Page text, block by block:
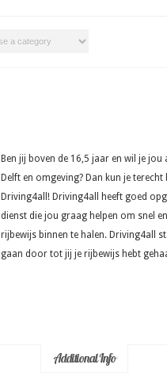
Ben jij boven de 16,5 jaar en wil je
Delft en omgeving? Dan kun je
Driving4all! Driving4all heeft goed
dienst die jou graag helpen om snel
rijbewijs binnen te halen. Driving4all
gaan door tot jij je rijbewijs hebt
Additional Info